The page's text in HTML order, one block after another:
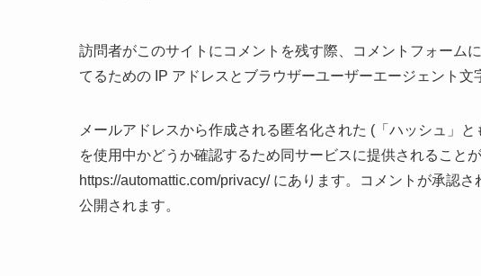
訪問者がこのサイトにコメントを残す際、コメントフォーム
てるための IP アドレスとブラウザーユーザーエージェント文
メールアドレスから作成される匿名化された (「ハッシュ」
を使用中かどうか確認するため同サービスに提供されること
https://automattic.com/privacy/ にあります。コメントが承認
公開されます。